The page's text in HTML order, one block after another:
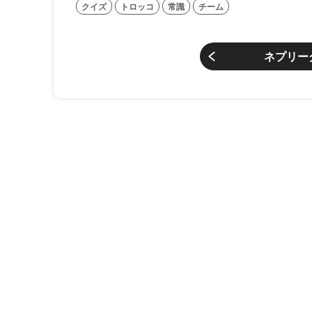
クイズ トロッコ 常識 チーム
ネプリー